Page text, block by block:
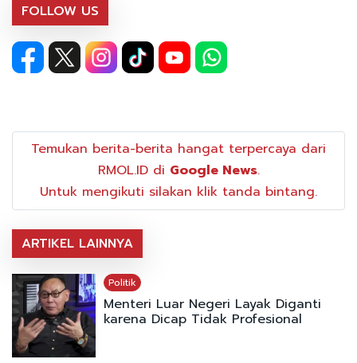
FOLLOW US
Temukan berita-berita hangat terpercaya dari
RMOL.ID di Google News.
Untuk mengikuti silakan klik tanda bintang.
ARTIKEL LAINNYA
Politik
Menteri Luar Negeri Layak Diganti
karena Dicap Tidak Profesional